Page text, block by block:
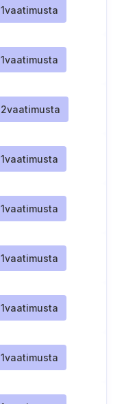
1vaatimusta
1vaatimusta
2vaatimusta
1vaatimusta
1vaatimusta
1vaatimusta
1vaatimusta
1vaatimusta